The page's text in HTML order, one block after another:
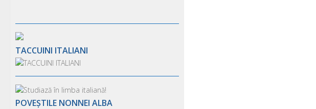
TACCUINI ITALIANI
POVEȘTILE NONNEI ALBA